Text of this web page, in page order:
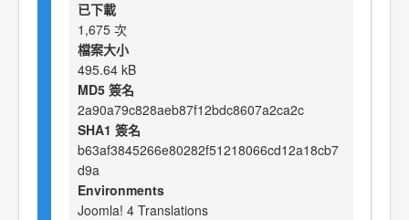
已下載
1,675 次
檔案大小
495.64 kB
MD5 簽名
2a90a79c828aeb87f12bdc8607a2ca2c
SHA1 簽名
b63af3845266e80282f51218066cd12a18cb7
d9a
Environments
Joomla! 4 Translations